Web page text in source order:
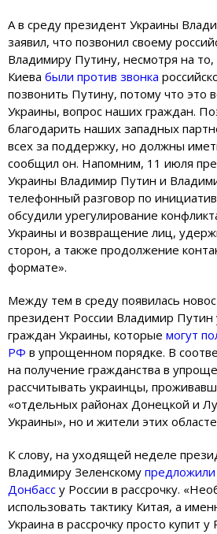
А в среду президент Украины
заявил, что позвонил своему
Владимиру Путину, несмотря на то,
Киева были против звонка
позвонить Путину, потому что это
Украины, вопрос наших граждан.
благодарить наших западных
всех за поддержку, но должны
сообщил он. Напомним, 11 июля
Украины Владимир Путин и
телефонный разговор по
обсудили урегулирование
Украины и возвращение лиц,
сторон, а также продолжение
формате».
Между тем в среду появилась
президент России Владимир Путин
граждан Украины, которые могут
РФ в упрощенном порядке. В
на получение гражданства в
рассчитывать украинцы,
«отдельных районах Донецкой и
Украины», но и жители этих
К слову, на уходящей неделе
Владимиру Зеленскому
Донбасс у России в рассрочку.
использовать тактику Китая, а
Украина в рассрочку просто купит у